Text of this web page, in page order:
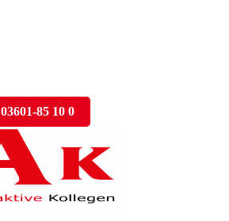
03601-85 10 0